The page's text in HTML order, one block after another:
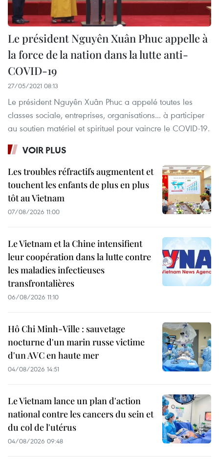
Le président Nguyên Xuân Phuc appelle à
la force de la nation dans la lutte anti-
COVID-19
27/05/2021 08:13
Le président Nguyên Xuân Phuc a appelé toutes les
classes sociale, entreprises, organisations... à participer
au soutien matériel et spirituel pour vaincre le COVID-19.
VOIR PLUS
Les troubles réfractifs augmentent et
touchent les enfants de plus en plus
tôt au Vietnam
07/08/2026 11:00
Le Vietnam et la Chine intensifient
leur coopération dans la lutte contre
les maladies infectieuses
transfrontalières
06/08/2026 11:10
Hô Chi Minh-Ville : sauvetage
nocturne d'un marin russe victime
d'un AVC en haute mer
04/08/2026 14:51
Le Vietnam lance un plan d'action
national contre les cancers du sein et
du col de l'utérus
04/08/2026 09:48